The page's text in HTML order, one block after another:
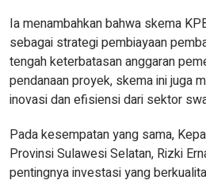
Ia menambahkan bahwa skema
sebagai strategi pembiayaan
tengah keterbatasan anggaran
pendanaan proyek, skema ini juga
inovasi dan efisiensi dari sektor
Pada kesempatan yang sama,
Provinsi Sulawesi Selatan, Rizki
pentingnya investasi yang